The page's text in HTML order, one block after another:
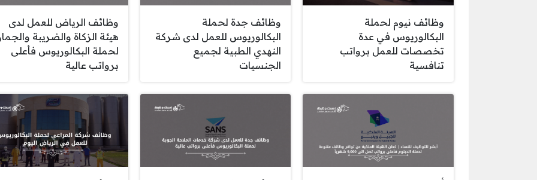
وظائف نيوم لحملة
البكالوريوس في عدة
تخصصات للعمل برواتب
تنافسية
وظائف جدة لحملة
البكالوريوس للعمل لدى شركة
النهدي الطبية لجميع
الجنسيات
وظائف الرياض للعمل لدى
هيئة الزكاة والضريبة
لحملة البكالوريوس فأعلى
برواتب عالية